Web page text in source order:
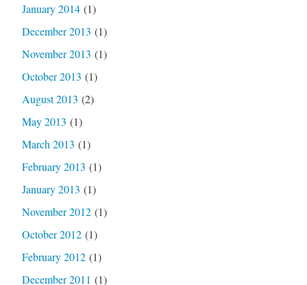
January 2014(1)
December 2013 (1)
November 2013 (1)
October 2013 (1)
August 2013 (2)
May 2013 (1)
March 2013 (1)
February 2013 (1)
January 2013 (1)
November 2012(1)
October 2012(1)
February 2012(1)
December 2011 (1)